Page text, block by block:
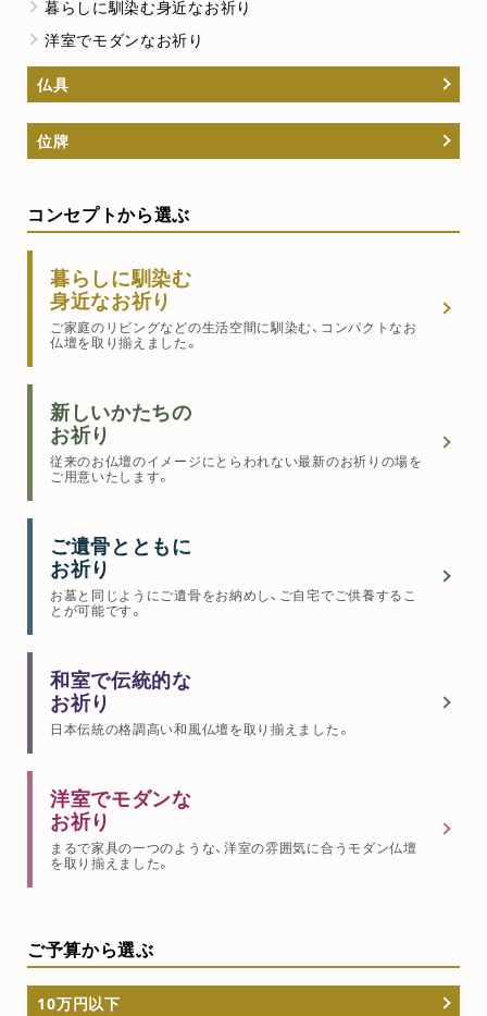
暮らしに馴染む身近なお祈り
洋室でモダンなお祈り
仏具
位牌
コンセプトから選ぶ
暮らしに馴染む
身近なお祈り
ご家庭のリビングなどの生活空間に馴染む、コンパクトなお
仏壇を取り揃えました。
新しいかたちの
お祈り
従来のお仏壇のイメージにとらわれない最新のお祈りの場を
ご用意いたします。
ご遺骨とともに
お祈り
お墓と同じようにご遺骨をお納めし、ご自宅でご供養するこ
とが可能です。
和室で伝統的な
お祈り
日本伝統の格調高い和風仏壇を取り揃えました。
洋室でモダンな
お祈り
まるで家具の一つのような、洋室の雰囲気に合うモダン仏壇
を取り揃えました。
ご予算から選ぶ
10万円以下